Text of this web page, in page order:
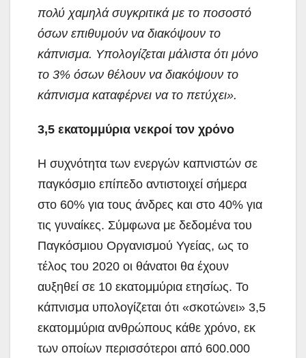
πολύ χαμηλά συγκριτικά με το ποσοστό
όσων επιθυμούν να διακόψουν το
κάπνισμα. Υπολογίζεται μάλιστα ότι μόνο
το 3% όσων θέλουν να διακόψουν το
κάπνισμα καταφέρνει να το πετύχει».
3,5 εκατομμύρια νεκροί τον χρόνο
Η συχνότητα των ενεργών καπνιστών σε
παγκόσμιο επίπεδο αντιστοιχεί σήμερα
στο 60% για τους άνδρες και στο 40% για
τις γυναίκες. Σύμφωνα με δεδομένα του
Παγκόσμιου Οργανισμού Υγείας, ως το
τέλος του 2020 οι θάνατοι θα έχουν
αυξηθεί σε 10 εκατομμύρια ετησίως. Το
κάπνισμα υπολογίζεται ότι «σκοτώνει» 3,5
εκατομμύρια ανθρώπους κάθε χρόνο, εκ
των οποίων περισσότεροι από 600.000